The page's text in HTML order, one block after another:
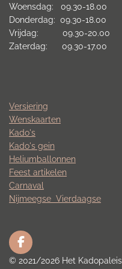
Woensdag: 09.30-18.00
Donderdag: 09.30-18.00
Vrijdag: 09.30-20.00
Zaterdag: 09.30-17.00
Versiering
Wenskaarten
Kado's
Kado's gein
Heliumballonnen
Feest artikelen
Carnaval
Nijmeegse Vierdaagse
F
a
© 2021/2026 Het